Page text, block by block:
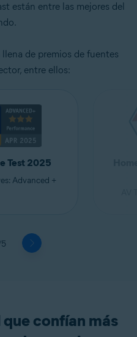
están entre las mejores del
de premios de fuentes
entre ellos:
Test 2025
Advanced +
confían más